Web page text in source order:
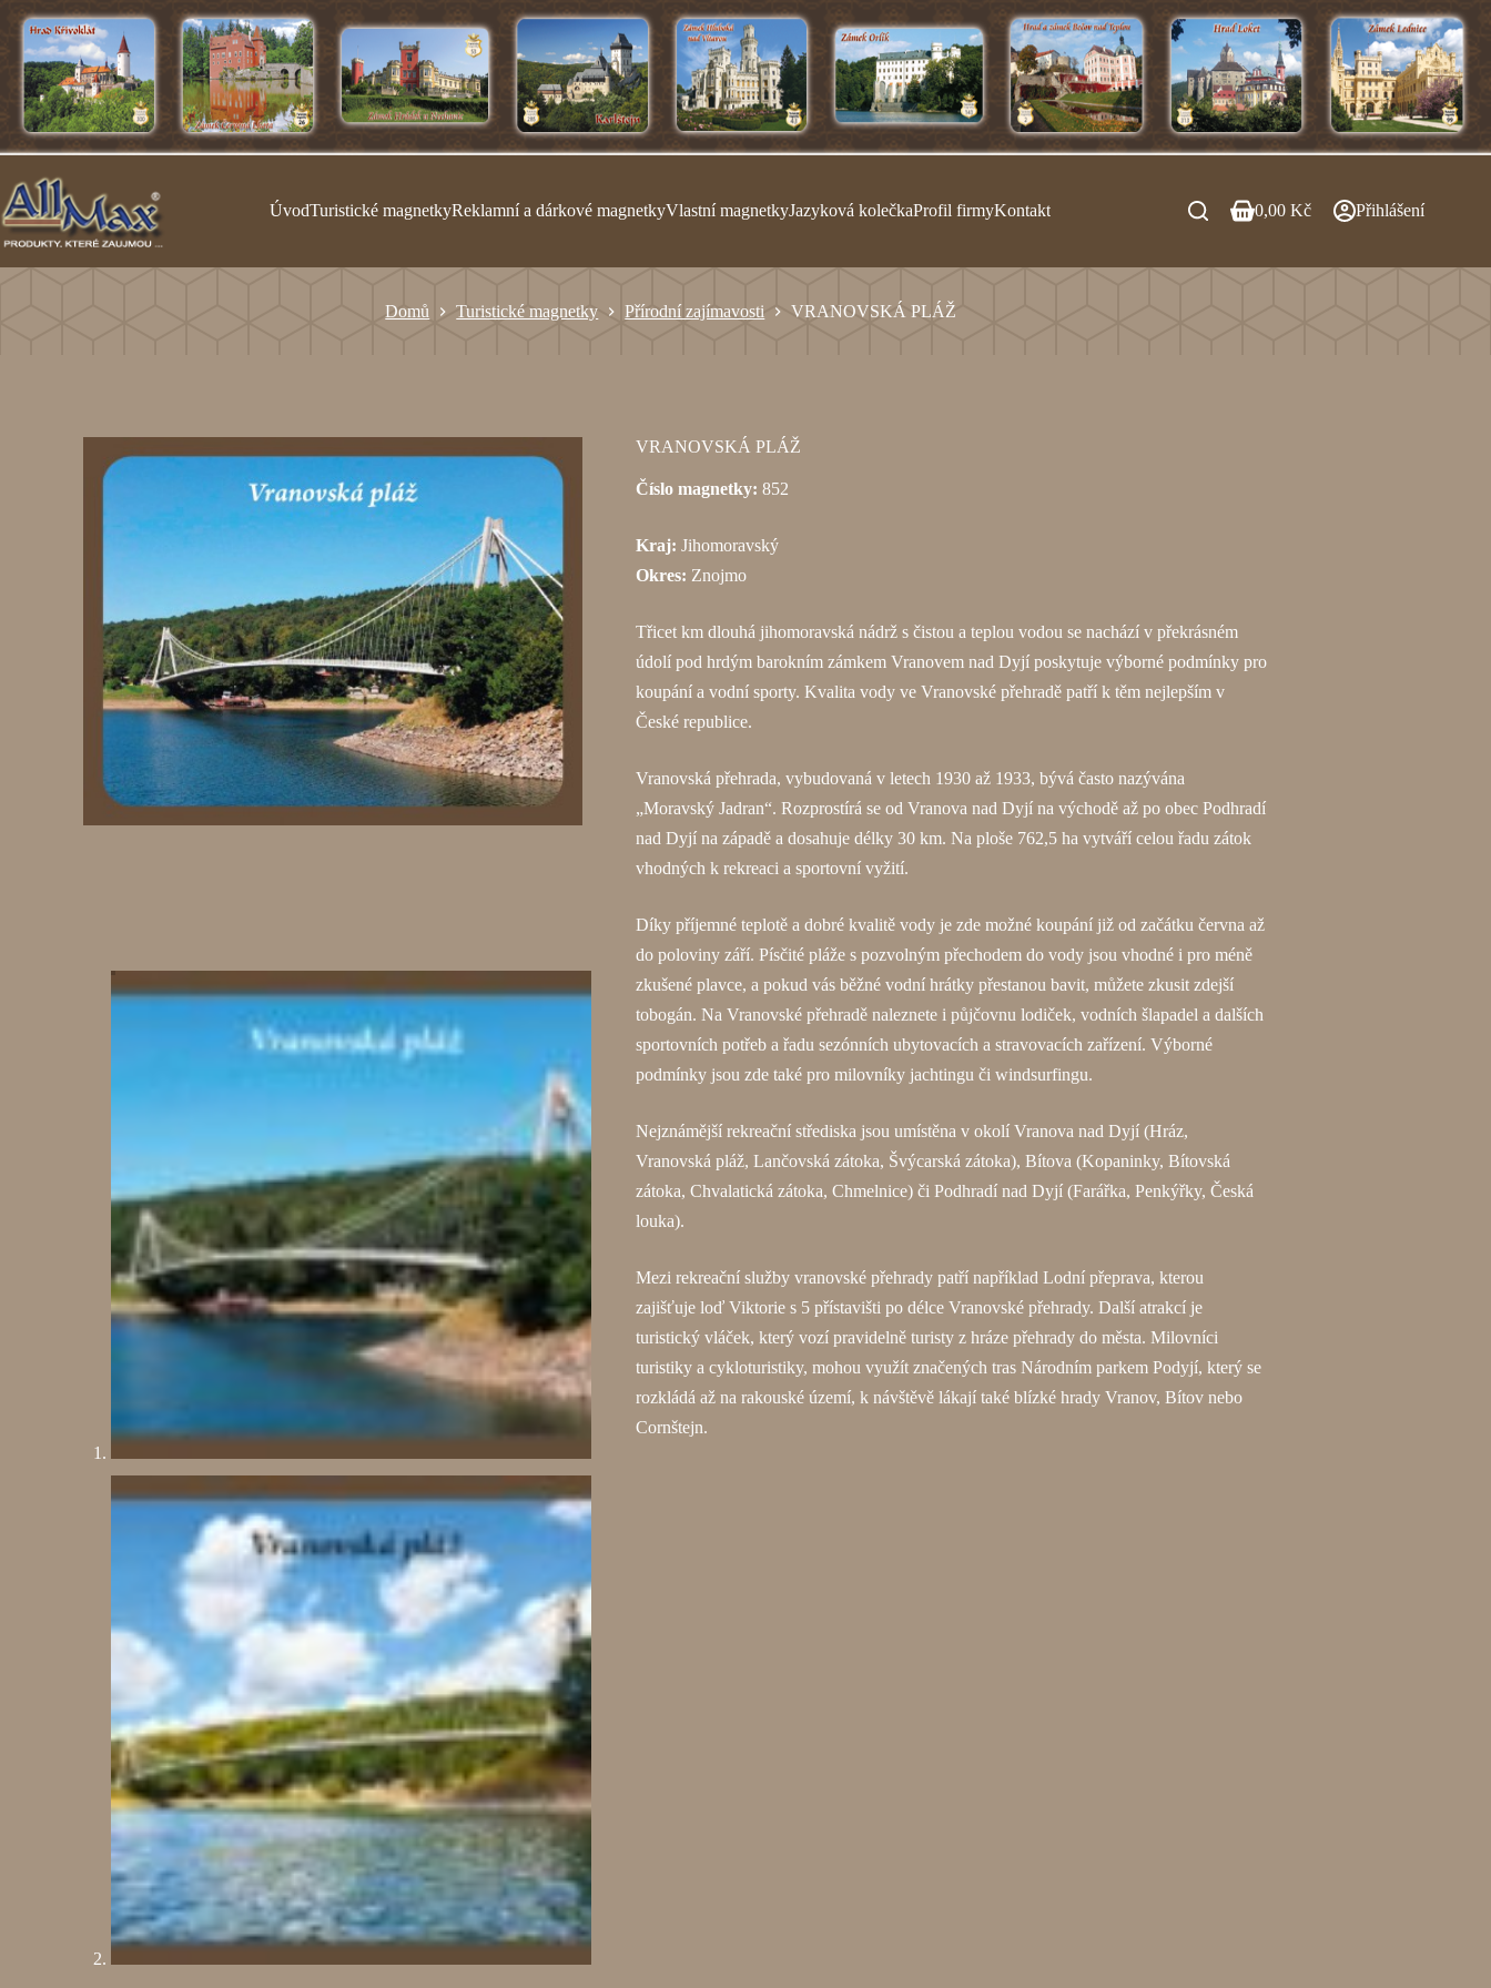
ÚvodTuristické magnetkyReklamní a dárkové magnetkyVlastní magnetkyJazyková kolečkaProfil firmyKontakt 0,00 Kč Přihlášení
Domů Turistické magnetky Přírodní zajímavosti VRANOVSKÁ PLÁŽ
VRANOVSKÁ PLÁŽ
Číslo magnetky: 852
Kraj: Jihomoravský
Okres: Znojmo
Třicet km dlouhá jihomoravská nádrž s čistou a teplou vodou se nachází v překrásném
údolí pod hrdým barokním zámkem Vranovem nad Dyjí poskytuje výborné podmínky pro
koupání a vodní sporty. Kvalita vody ve Vranovské přehradě patří k těm nejlepším v
České republice.
Vranovská přehrada, vybudovaná v letech 1930 až 1933, bývá často nazývána
„Moravský Jadran“. Rozprostírá se od Vranova nad Dyjí na východě až po obec Podhradí
nad Dyjí na západě a dosahuje délky 30 km. Na ploše 762,5 ha vytváří celou řadu zátok
vhodných k rekreaci a sportovní vyžití.
Díky příjemné teplotě a dobré kvalitě vody je zde možné koupání již od začátku června až
do poloviny září. Písčité pláže s pozvolným přechodem do vody jsou vhodné i pro méně
zkušené plavce, a pokud vás běžné vodní hrátky přestanou bavit, můžete zkusit zdejší
tobogán. Na Vranovské přehradě naleznete i půjčovnu lodiček, vodních šlapadel a dalších
sportovních potřeb a řadu sezónních ubytovacích a stravovacích zařízení. Výborné
podmínky jsou zde také pro milovníky jachtingu či windsurfingu.
Nejznámější rekreační střediska jsou umístěna v okolí Vranova nad Dyjí (Hráz,
Vranovská pláž, Lančovská zátoka, Švýcarská zátoka), Bítova (Kopaninky, Bítovská
zátoka, Chvalatická zátoka, Chmelnice) či Podhradí nad Dyjí (Farářka, Penkýřky, Česká
louka).
Mezi rekreační služby vranovské přehrady patří například Lodní přeprava, kterou
zajišťuje loď Viktorie s 5 přístavišti po délce Vranovské přehrady. Další atrakcí je
turistický vláček, který vozí pravidelně turisty z hráze přehrady do města. Milovníci
turistiky a cykloturistiky, mohou využít značených tras Národním parkem Podyjí, který se
rozkládá až na rakouské území, k návštěvě lákají také blízké hrady Vranov, Bítov nebo
Cornštejn.